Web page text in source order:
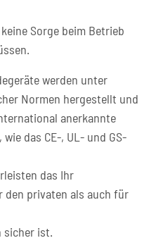
Sorge beim Betrieb
werden unter
Normen hergestellt und
anerkannte
das CE-, UL- und GS-
das Ihr
den privaten als auch für
sicher ist.